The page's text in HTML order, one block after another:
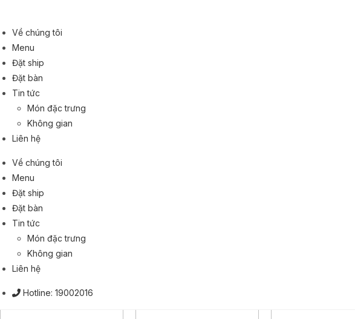
content
Về chúng tôi
Menu
Đặt ship
Đặt bàn
Tin tức
Món đặc trưng
Không gian
Liên hệ
Về chúng tôi
Menu
Đặt ship
Đặt bàn
Tin tức
Món đặc trưng
Không gian
Liên hệ
Hotline: 19002016
Chị Thảo
Từ 10h – 1h30 sáng hôm sau
Thời gian giao hàng
45p-60p kể từ khi xác nhận order
Phí ship áp dụng
6.000đ / km – min 25.000đ
Call Hotline
Zalo
“Mình đã từng đi làm ở Nhật nên cảm giác vào Let’s Sushi rất thân quen, món ăn ngon
Hệ thống nhà hàng
Let's Sushi